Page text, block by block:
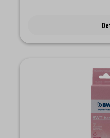
einzigartige
Karbonathärte (Kalkgehalt)
und sorgt für klares,
Magnesium-Technologie
Kaffeegeschmack und eine